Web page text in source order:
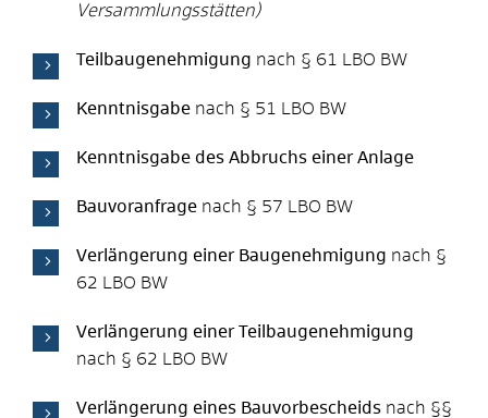
Versammlungsstätten)
Teilbaugenehmigung nach § 61 LBO BW
Kenntnisgabe nach § 51 LBO BW
Kenntnisgabe des Abbruchs einer Anlage
Bauvoranfrage nach § 57 LBO BW
Verlängerung einer Baugenehmigung nach §
62 LBO BW
Verlängerung einer Teilbaugenehmigung
nach § 62 LBO BW
Verlängerung eines Bauvorbescheids nach §§